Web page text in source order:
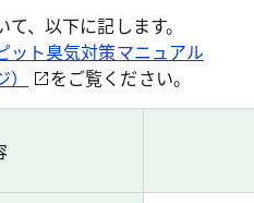
、以下に記します。
ット臭気対策マニュアル
をご覧ください。